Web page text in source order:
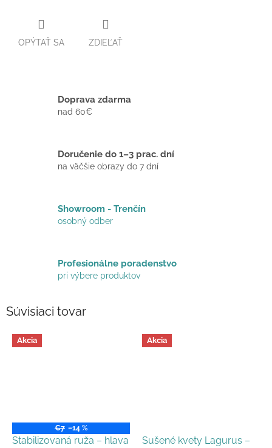
OPÝTAŤ SA ZDIEĽAŤ
Doprava zdarma
nad 60€
Doručenie do 1–3 prac. dní
na väčšie obrazy do 7 dní
Showroom - Trenčín
osobný odber
Profesionálne poradenstvo
pri výbere produktov
Súvisiaci tovar
Akcia
€7 –14 %
Stabilizovaná ruža – hlava
Akcia
Sušené kvety Lagurus –